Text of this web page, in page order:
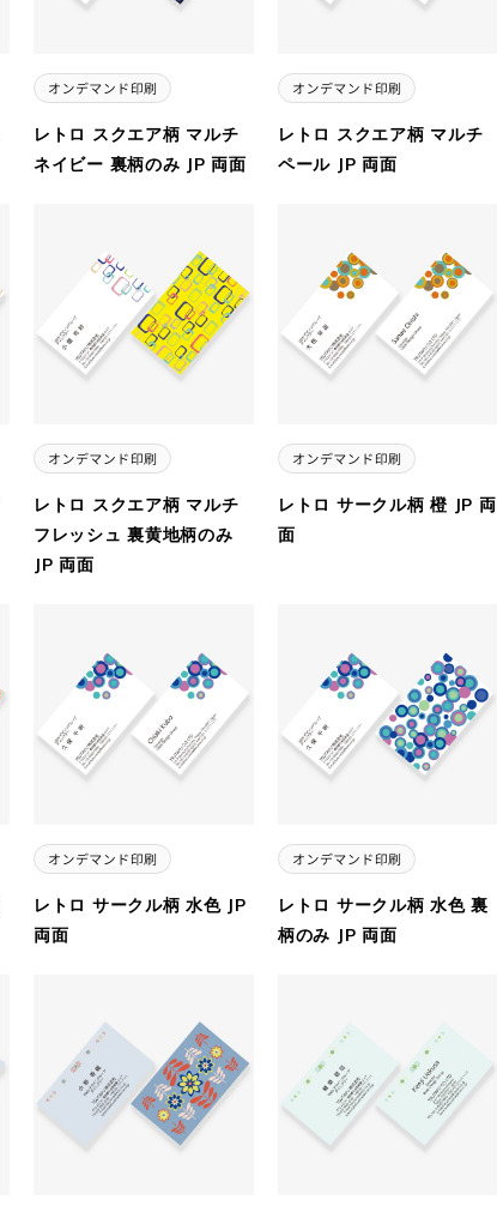
レトロ スクエア柄 マルチ
ネイビー 裏柄のみ JP 両面
レトロ スクエア柄 マルチ
ペール JP 両面
レトロ スクエア柄 マルチ
フレッシュ 裏黄地柄のみ
JP 両面
レトロ サークル柄 橙 JP 両
面
レトロ サークル柄 水色 JP
両面
レトロ サークル柄 水色 裏
柄のみ JP 両面